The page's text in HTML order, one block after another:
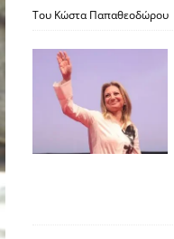
Του Κώστα Παπαθεοδώρου